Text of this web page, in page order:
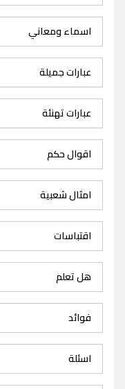
اسماء ومعاني
عبارات جميلة
عبارات تهنئة
اقوال حكم
امثال شعبية
اقتباسات
هل تعلم
فوائد
اسئلة